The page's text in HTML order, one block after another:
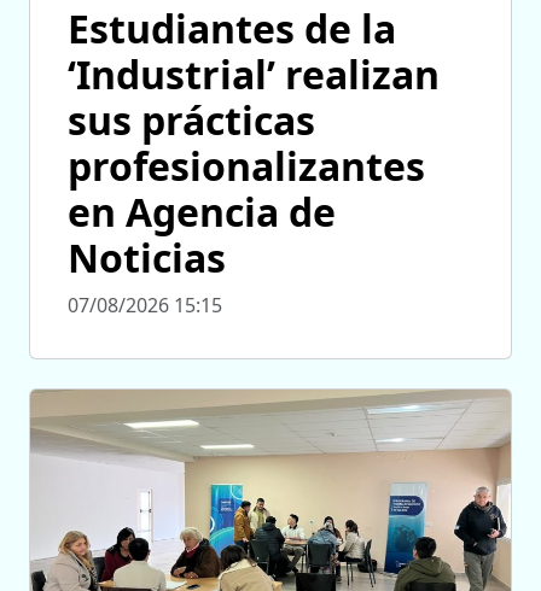
Estudiantes de la
‘Industrial’ realizan
sus prácticas
profesionalizantes
en Agencia de
Noticias
07/08/2026 15:15